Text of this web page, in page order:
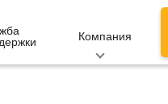
Компания